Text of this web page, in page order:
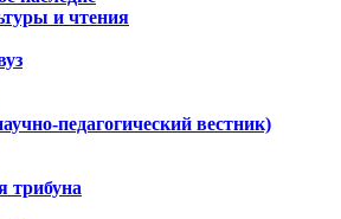
и чтения
педагогический вестник)
трибуна